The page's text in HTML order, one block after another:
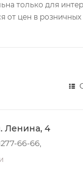
только для
от цен в розничных
Ленина, 4
66-66,